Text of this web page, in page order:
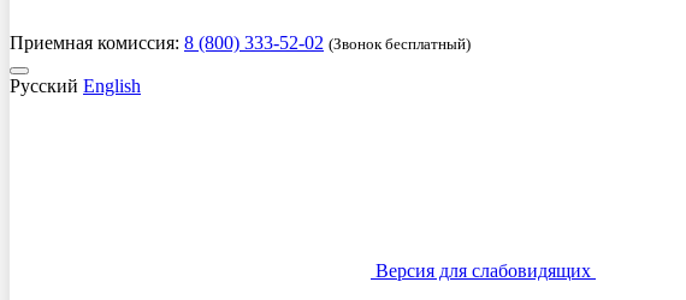
Приемная комиссия: 8 (800) 333-52-02 (Звонок бесплатный)
Русский English
Версия для слабовидящих